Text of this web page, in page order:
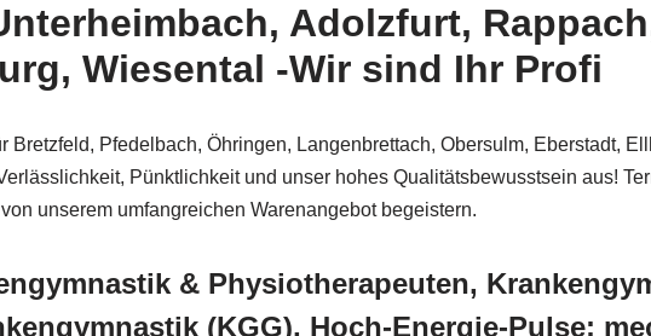
Adolzfurt,
Wiesental -Wir sind Ihr Profi
Pfedelbach, Öhringen, Langenbrettach, Obersulm, Eberstadt,
Pünktlichkeit und unser hohes Qualitätsbewusstsein aus!
unserem umfangreichen Warenangebot begeistern.
& Physiotherapeuten,
(KGG), Hoch-Energie-Pulse: